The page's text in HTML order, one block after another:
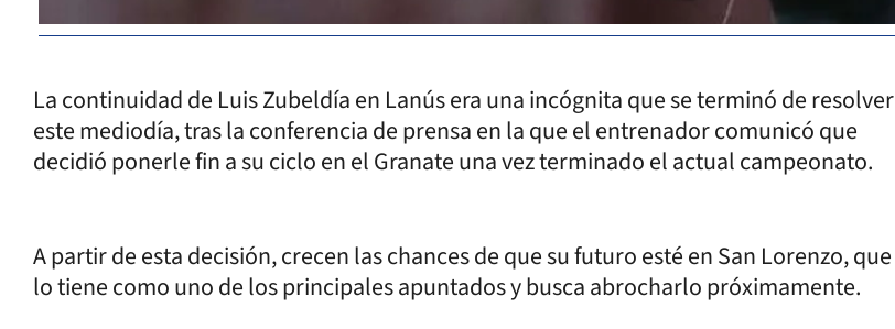
La continuidad de Luis Zubeldía en Lanús era una incógnita que se terminó de resolver
este mediodía, tras la conferencia de prensa en la que el entrenador comunicó que
decidió ponerle fin a su ciclo en el Granate una vez terminado el actual campeonato.
A partir de esta decisión, crecen las chances de que su futuro esté en San Lorenzo, que
lo tiene como uno de los principales apuntados y busca abrocharlo próximamente.